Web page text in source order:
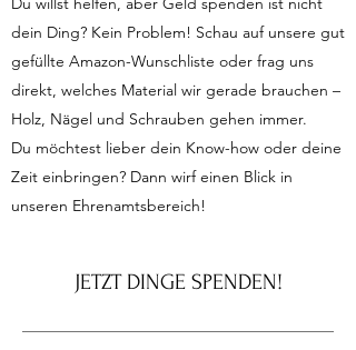
dein Ding? Kein Problem! Schau auf unsere gut
gefüllte Amazon-Wunschliste oder frag uns
direkt, welches Material wir gerade brauchen –
Holz, Nägel und Schrauben gehen immer.
Du möchtest lieber dein Know-how oder deine
Zeit einbringen? Dann wirf einen Blick in
unseren Ehrenamtsbereich!
JETZT DINGE SPENDEN!